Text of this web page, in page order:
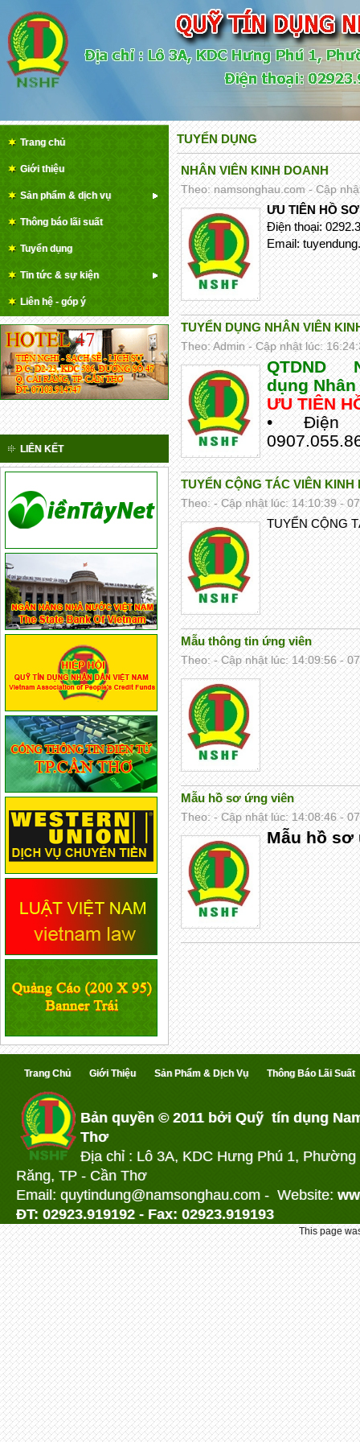
Trang chủ
Giới thiệu
Sản phẩm & dịch vụ
Thông báo lãi suất
Tuyển dụng
Tin tức & sự kiện
Liên hệ - góp ý
LIÊN KẾT
TUYỂN DỤNG
NHÂN VIÊN KINH DOANH
Theo: namsonghau.com - Cập
ƯU TIÊN HỒ
Điện thoại:
Email:
TUYỂN DỤNG NHÂN VIÊN
Theo: Admin - Cập nhật lúc:
QTDND
dụng
ƯU TIÊN
• Điện
TUYỂN CỘNG TÁC VIÊN KINH
Theo: - Cập nhật lúc: 14:10:39 -
TUYỂN CỘNG
Mẫu thông tin ứng viên
Theo: - Cập nhật lúc: 14:09:56 -
Mẫu hồ sơ ứng viên
Theo: - Cập nhật lúc: 14:08:46 -
Mẫu hồ sơ
Trang Chủ Giới Thiệu Sản Phẩm & Dịch Vụ Thông Báo Lãi Suất
Bản quyền © 2011 bởi Quỹ tín dụng
Thơ
Địa chỉ : Lô 3A, KDC Hưng Phú 1,
Răng, TP - Cần Thơ
Email: quytindung@namsonghau.com - Website:
ĐT: 02923.919192 - Fax: 02923.919193
This page